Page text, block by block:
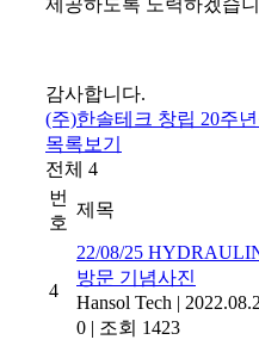
제공하도록 노력하겠습
감사합니다.
(주)한솔테크 창립 20주
목록보기
전체 4
번
호
제목
4
22/08/25
방문 기념사진
Hansol Tech |
0 | 조회 1423